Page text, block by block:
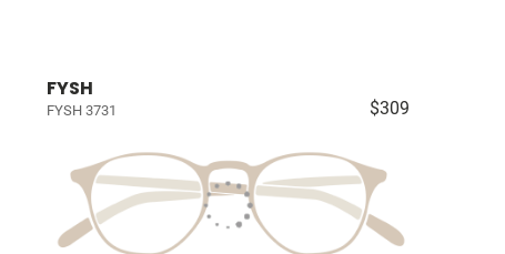
FYSH
FYSH 3731 $309